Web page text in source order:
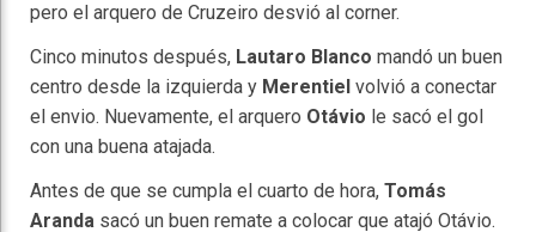
pero el arquero de Cruzeiro desvió al corner.
Cinco minutos después, Lautaro Blanco mandó un buen
centro desde la izquierda y Merentiel volvió a conectar
el envio. Nuevamente, el arquero Otávio le sacó el gol
con una buena atajada.
Antes de que se cumpla el cuarto de hora, Tomás
Aranda sacó un buen remate a colocar que atajó Otávio.